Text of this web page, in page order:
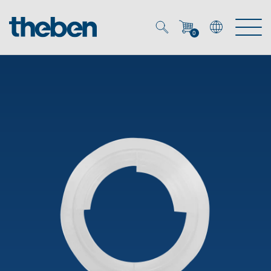
0
Energy Manager
Smart Home
Präsenzmelder & Bewegungsmelder
OEM-Lösungen
Ansprechpartner OEM
OEM-Referenzen
Zeit- und Lichtsteuerung
DALI-2 Lichtsteuerung
Downloads
Unternehmen